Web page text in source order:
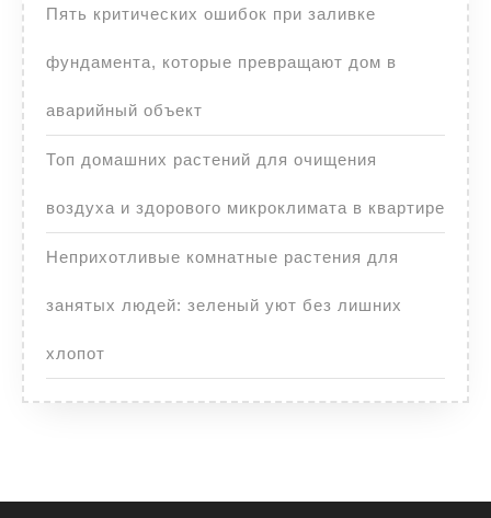
Пять критических ошибок при заливке
фундамента, которые превращают дом в
аварийный объект
Топ домашних растений для очищения
воздуха и здорового микроклимата в квартире
Неприхотливые комнатные растения для
занятых людей: зеленый уют без лишних
хлопот